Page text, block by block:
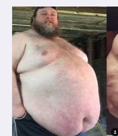
DEPOIS
1
MÊS